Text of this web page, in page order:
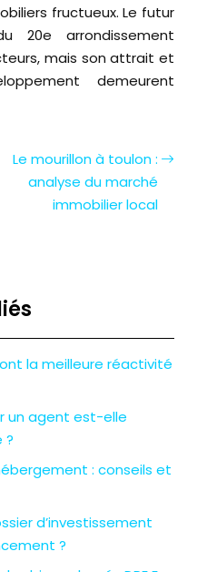
fructueux. Le futur
20e arrondissement
mais son attrait et
demeurent
Le mourillon à toulon :
analyse du marché
immobilier local
la meilleure réactivité
un agent est-elle
?
: conseils et
d’investissement
?